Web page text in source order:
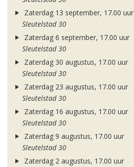
Zaterdag 13 september, 17.00 uur
Sleutelstad 30
Zaterdag 6 september, 17.00 uur
Sleutelstad 30
Zaterdag 30 augustus, 17.00 uur
Sleutelstad 30
Zaterdag 23 augustus, 17.00 uur
Sleutelstad 30
Zaterdag 16 augustus, 17.00 uur
Sleutelstad 30
Zaterdag 9 augustus, 17.00 uur
Sleutelstad 30
Zaterdag 2 augustus, 17.00 uur